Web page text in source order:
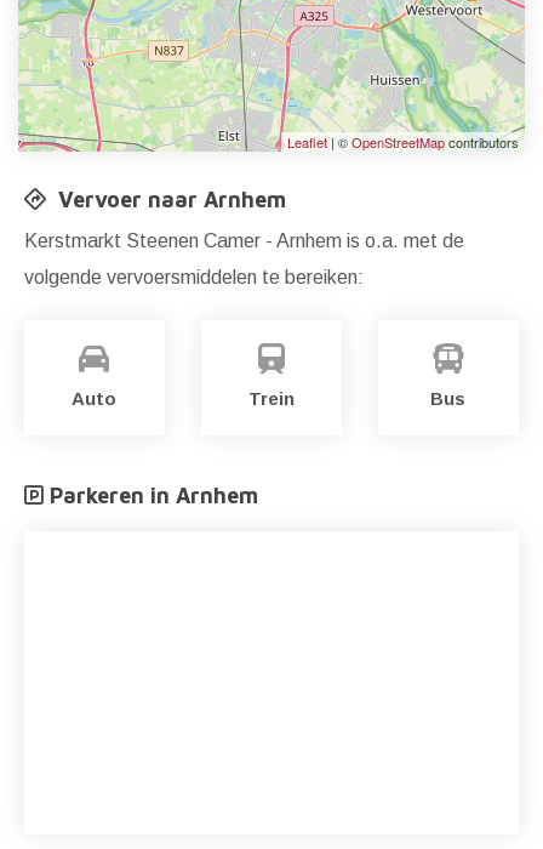
Leaflet | ©OpenStreetMapcontributors
Vervoer naar Arnhem
Kerstmarkt Steenen Camer - Arnhem is o.a. met de
volgende vervoersmiddelen te bereiken:
Auto Trein Bus
Parkeren in Arnhem